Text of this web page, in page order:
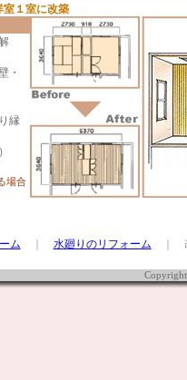
１室に改築
・
縁
場合
ム 水廻りのリフォーム ｜